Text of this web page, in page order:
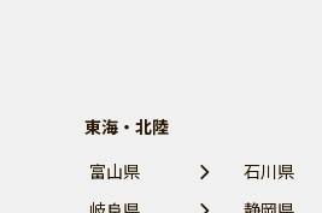
東海・北陸
富山県
石川県